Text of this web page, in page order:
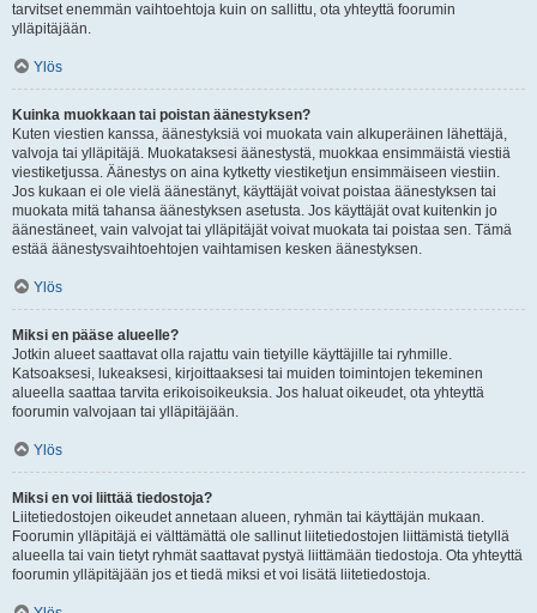
tarvitset enemmän vaihtoehtoja kuin on sallittu, ota yhteyttä foorumin
ylläpitäjään.
Ylös
Kuinka muokkaan tai poistan äänestyksen?
Kuten viestien kanssa, äänestyksiä voi muokata vain alkuperäinen lähettäjä,
valvoja tai ylläpitäjä. Muokataksesi äänestystä, muokkaa ensimmäistä viestiä
viestiketjussa. Äänestys on aina kytketty viestiketjun ensimmäiseen viestiin.
Jos kukaan ei ole vielä äänestänyt, käyttäjät voivat poistaa äänestyksen tai
muokata mitä tahansa äänestyksen asetusta. Jos käyttäjät ovat kuitenkin jo
äänestäneet, vain valvojat tai ylläpitäjät voivat muokata tai poistaa sen. Tämä
estää äänestysvaihtoehtojen vaihtamisen kesken äänestyksen.
Ylös
Miksi en pääse alueelle?
Jotkin alueet saattavat olla rajattu vain tietyille käyttäjille tai ryhmille.
Katsoaksesi, lukeaksesi, kirjoittaaksesi tai muiden toimintojen tekeminen
alueella saattaa tarvita erikoisoikeuksia. Jos haluat oikeudet, ota yhteyttä
foorumin valvojaan tai ylläpitäjään.
Ylös
Miksi en voi liittää tiedostoja?
Liitetiedostojen oikeudet annetaan alueen, ryhmän tai käyttäjän mukaan.
Foorumin ylläpitäjä ei välttämättä ole sallinut liitetiedostojen liittämistä tietyllä
alueella tai vain tietyt ryhmät saattavat pystyä liittämään tiedostoja. Ota yhteyttä
foorumin ylläpitäjään jos et tiedä miksi et voi lisätä liitetiedostoja.